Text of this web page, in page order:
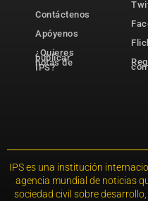
Contáctenos
Apóyenos
¿Quieres
publicar
notas de
IPS?
IPS es una institución
agencia mundial de noticias
sociedad civil sobre